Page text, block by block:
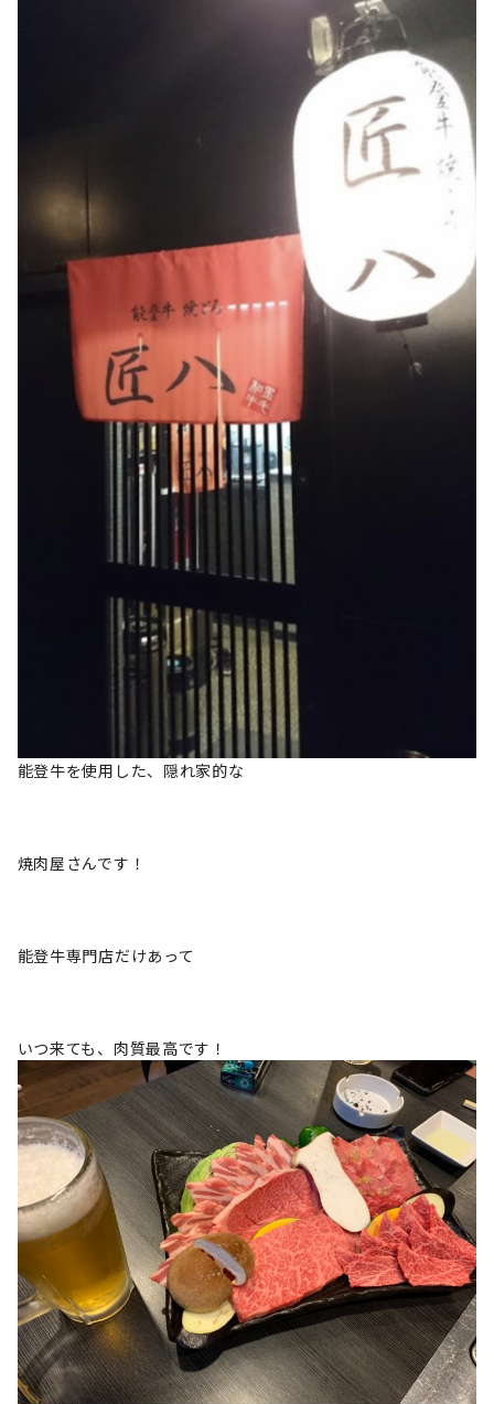
能登牛を使用した、隠れ家的な
焼肉屋さんです！
能登牛専門店だけあって
いつ来ても、肉質最高です！